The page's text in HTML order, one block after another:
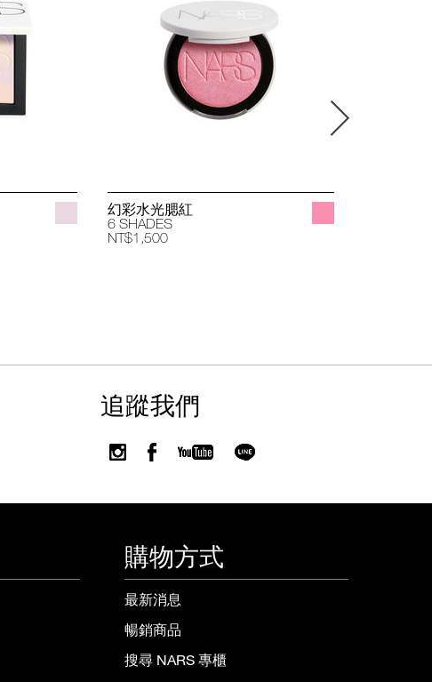
幻彩水光腮紅
6 SHADES
NT$1,500
追蹤我們
購物方式
最新消息
暢銷商品
搜尋 NARS 專櫃